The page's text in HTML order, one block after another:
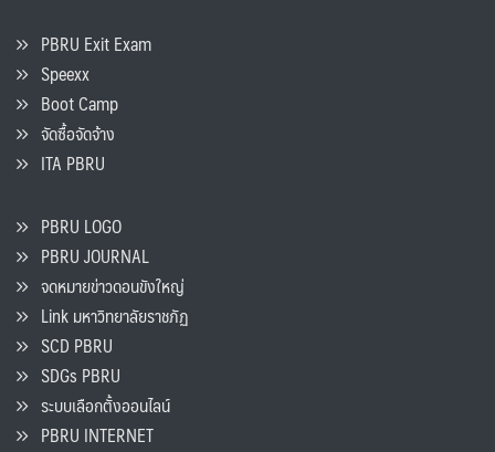
PBRU Exit Exam
Speexx
Boot Camp
จัดซื้อจัดจ้าง
ITA PBRU
PBRU LOGO
PBRU JOURNAL
จดหมายข่าวดอนขังใหญ่
Link มหาวิทยาลัยราชภัฏ
SCD PBRU
SDGs PBRU
ระบบเลือกตั้งออนไลน์
PBRU INTERNET